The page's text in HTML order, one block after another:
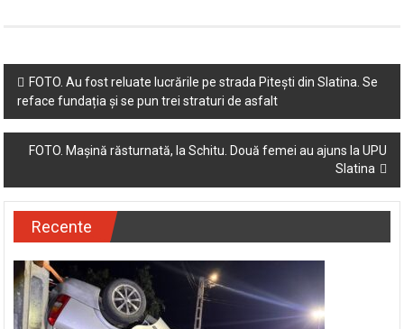
Post
navigation
FOTO. Au fost reluate lucrările pe strada Pitești din Slatina. Se
reface fundația și se pun trei straturi de asfalt
FOTO. Mașină răsturnată, la Schitu. Două femei au ajuns la UPU
Slatina
Recente